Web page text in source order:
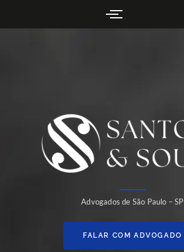
Advogados de São Paulo – SP
FALAR COM ADVOGADO